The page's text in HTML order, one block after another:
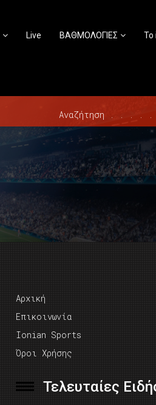
Live ΒΑΘΜΟΛΟΓΙΕΣ Το
Αρχική
Επικοινωνία
Ionian Sports
Όροι Χρήσης
Τελευταίες